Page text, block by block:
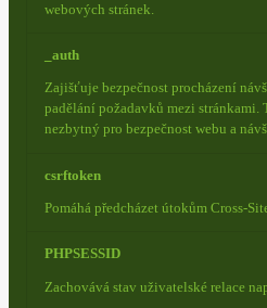
webových stránek.
_auth
Zajišťuje bezpečnost procházení
padělání požadavků mezi stránkami.
nezbytný pro bezpečnost webu a
csrftoken
Pomáhá předcházet útokům Cross-
PHPSESSID
Zachovává stav uživatelské relace